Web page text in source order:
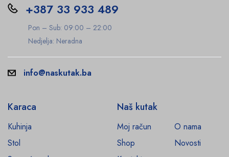
+387 33 933 489
Pon – Sub: 09:00 – 22:00
Nedjelja: Neradna
info@naskutak.ba
Karaca
Kuhinja
Stol
Naš kutak
Moj račun
O nama
Shop
Novosti